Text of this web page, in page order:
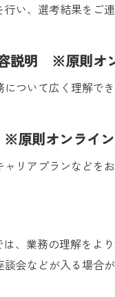
い、選考結果をご連
説明 ※原則オ
ついて広く理解で
原則オンライ
リアプランなどをお
、業務の理解をよ
会などが入る場合が